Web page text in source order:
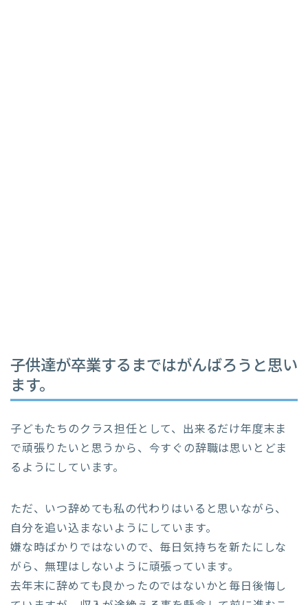
子供達が卒業するまではがんばろうと思い
ます。
子どもたちのクラス担任として、出来るだけ年度末ま
で頑張りたいと思うから、今すぐの辞職は思いとどま
るようにしています。
ただ、いつ辞めても私の代わりはいると思いながら、
自分を追い込まないようにしています。
嫌な時ばかりではないので、毎日気持ちを新たにしな
がら、無理はしないように頑張っています。
去年末に辞めても良かったのではないかと毎日後悔し